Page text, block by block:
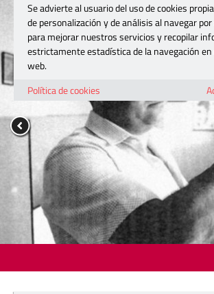
Se advierte al usuario del uso de cookies
de personalización y de análisis al navegar
para mejorar nuestros servicios y recopilar
estrictamente estadística de la navegación
web.
Política de cookies